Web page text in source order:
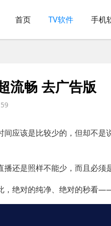
首页 TV软件 手机
流畅 去广告版
应该是比较少的，但却不是
还是照样不能少，而且必须
，绝对的纯净、绝对的秒看